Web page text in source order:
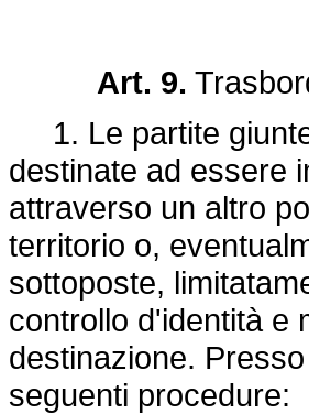
Art. 9.
1. Le partite
destinate ad essere
attraverso un altro
territorio o,
sottoposte,
controllo d'identità e
destinazione.
seguenti procedure: